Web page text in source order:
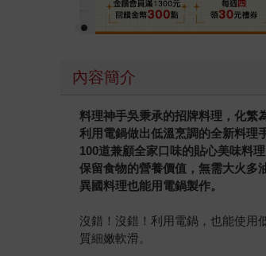
內容簡介
料理神手吳秉承的招牌料理，化繁
利用電鍋做出低溫烹調的全新料理
100道兼顧全家口味的貼心美味料理
保留食物的營養價值，無需大火多
異國料理也能用電鍋製作。
沒錯！沒錯！利用電鍋，也能使用
質細嫩軟滑。